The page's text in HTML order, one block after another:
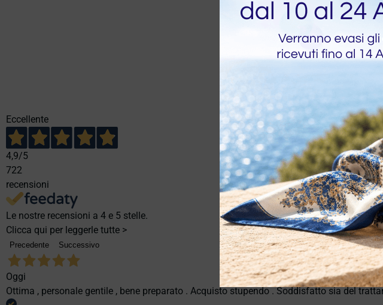
Eccellente
4,9/5
722
recensioni
Le nostre recensioni a 4 e 5 stelle.
Clicca qui per leggerle tutte >
Precedente Successivo
Oggi
Ottima , personale gentile , bene preparato . Acquisto stupendo . Soddisfatto sia del